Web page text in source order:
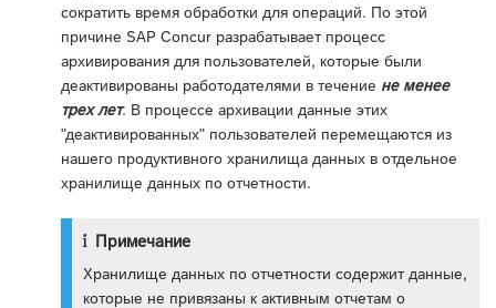
сократить время обработки для операций. По этой
причине SAP Concur разрабатывает процесс
архивирования для пользователей, которые были
деактивированы работодателями в течение не менее
трех лет. В процессе архивации данные этих
"деактивированных" пользователей перемещаются из
нашего продуктивного хранилища данных в отдельное
хранилище данных по отчетности.
Примечание
Хранилище данных по отчетности содержит данные,
которые не привязаны к активным отчетам о